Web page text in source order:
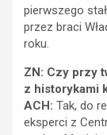
pierwszego
przez braci
roku.
ZN: Czy przy
z historykami
ACH: Tak, do
eksperci z